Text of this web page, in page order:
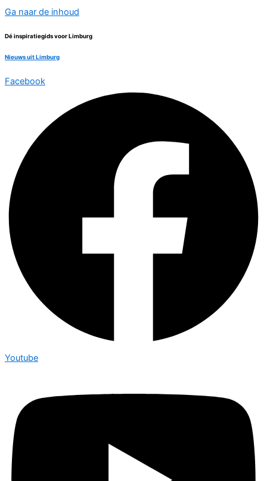
Ga naar de inhoud
Dé inspiratiegids voor Limburg
Nieuws uit Limburg
Facebook
Youtube